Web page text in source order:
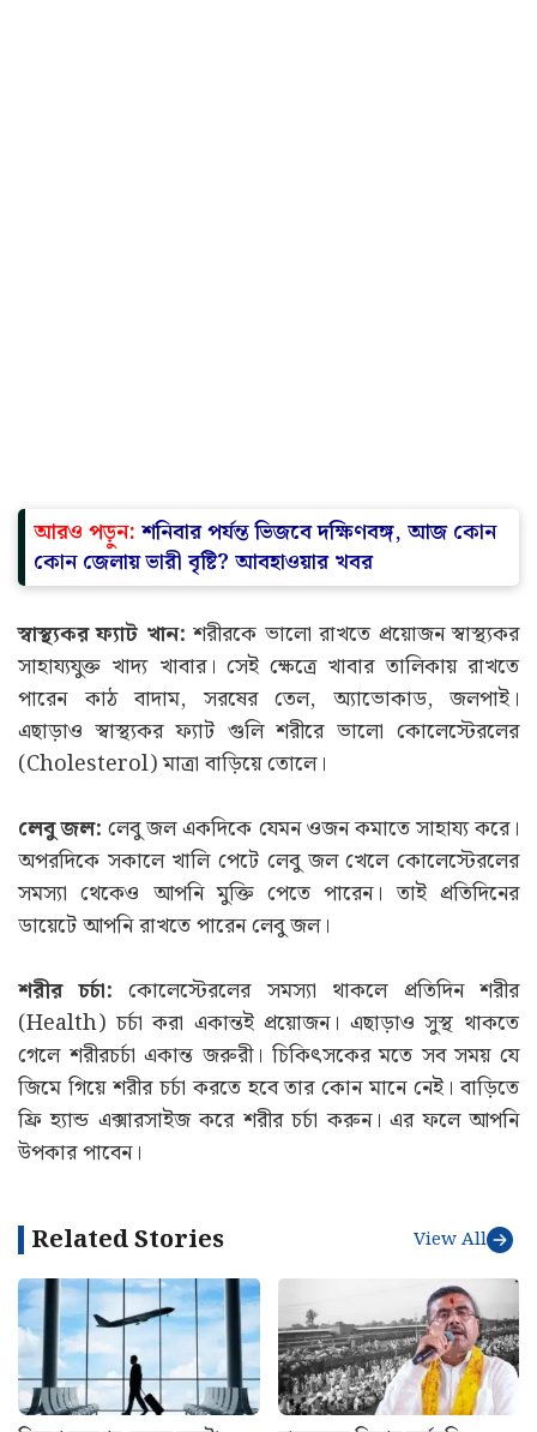
আরও পড়ুন: শনিবার পর্যন্ত ভিজবে দক্ষিণবঙ্গ, আজ কোন
কোন জেলায় ভারী বৃষ্টি? আবহাওয়ার খবর
স্বাস্থ্যকর ফ্যাট খান: শরীরকে ভালো রাখতে প্রয়োজন স্বাস্থ্যকর
সাহায্যযুক্ত খাদ্য খাবার। সেই ক্ষেত্রে খাবার তালিকায় রাখতে
পারেন কাঠ বাদাম, সরষের তেল, অ্যাভোকাড, জলপাই।
এছাড়াও স্বাস্থ্যকর ফ্যাট গুলি শরীরে ভালো কোলেস্টেরলের
(Cholesterol) মাত্রা বাড়িয়ে তোলে।
লেবু জল: লেবু জল একদিকে যেমন ওজন কমাতে সাহায্য করে।
অপরদিকে সকালে খালি পেটে লেবু জল খেলে কোলেস্টেরলের
সমস্যা থেকেও আপনি মুক্তি পেতে পারেন। তাই প্রতিদিনের
ডায়েটে আপনি রাখতে পারেন লেবু জল।
শরীর চর্চা: কোলেস্টেরলের সমস্যা থাকলে প্রতিদিন শরীর
(Health) চর্চা করা একান্তই প্রয়োজন। এছাড়াও সুস্থ থাকতে
গেলে শরীরচর্চা একান্ত জরুরী। চিকিৎসকের মতে সব সময় যে
জিমে গিয়ে শরীর চর্চা করতে হবে তার কোন মানে নেই। বাড়িতে
ফ্রি হ্যান্ড এক্সারসাইজ করে শরীর চর্চা করুন। এর ফলে আপনি
উপকার পাবেন।
Related Stories View All